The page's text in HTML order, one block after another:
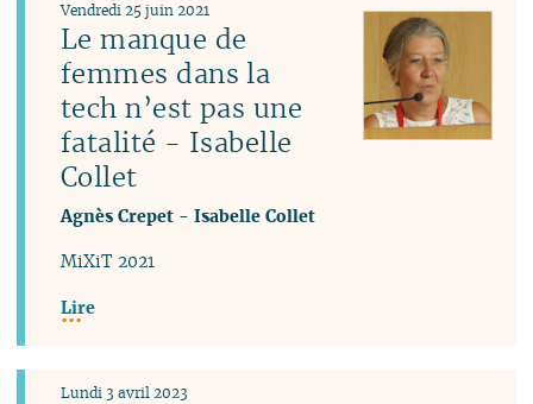
Le manque de
femmes dans la
tech n’est pas une
fatalité - Isabelle
Collet
Vendredi 25 juin 2021
Agnès Crepet -Isabelle Collet
MiXiT 2021
Lire
Lundi 3 avril 2023